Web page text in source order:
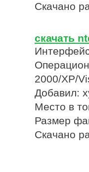
Скачано
скачать
2000/XP/
Добавил:
Место в
Размер
Скачано